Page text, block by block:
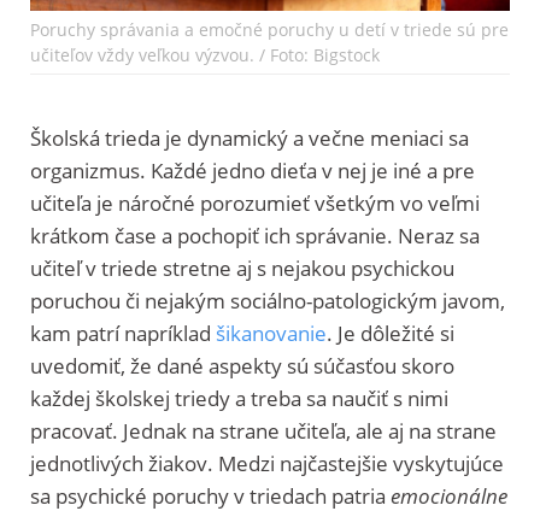
Poruchy správania a emočné poruchy u detí v triede sú pre
učiteľov vždy veľkou výzvou. / Foto: Bigstock
Školská trieda je dynamický a večne meniaci sa
organizmus. Každé jedno dieťa v nej je iné a pre
učiteľa je náročné porozumieť všetkým vo veľmi
krátkom čase a pochopiť ich správanie. Neraz sa
učiteľ v triede stretne aj s nejakou psychickou
poruchou či nejakým sociálno-patologickým javom,
kam patrí napríklad šikanovanie. Je dôležité si
uvedomiť, že dané aspekty sú súčasťou skoro
každej školskej triedy a treba sa naučiť s nimi
pracovať. Jednak na strane učiteľa, ale aj na strane
jednotlivých žiakov. Medzi najčastejšie vyskytujúce
sa psychické poruchy v triedach patria emocionálne